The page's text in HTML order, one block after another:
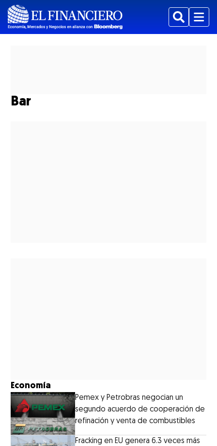
BuscarMenu
Bar
Economía
Pemex y Petrobras negocian un
segundo acuerdo de cooperación de
refinación y venta de combustibles
Fracking en EU genera 6.3 veces más